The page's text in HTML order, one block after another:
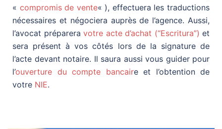
« compromis de vente« ), effectuera les traductions
nécessaires et négociera auprès de l’agence. Aussi,
l’avocat préparera votre acte d’achat (“Escritura”) et
sera présent à vos côtés lors de la signature de
l’acte devant notaire. Il saura aussi vous guider pour
l’ouverture du compte bancaire et l’obtention de
votre NIE.